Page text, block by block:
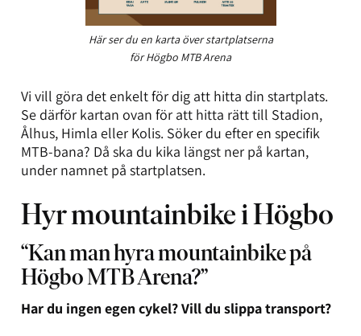
Här ser du en karta över startplatserna
för Högbo MTB Arena
Vi vill göra det enkelt för dig att hitta din startplats.
Se därför kartan ovan för att hitta rätt till Stadion,
Ålhus, Himla eller Kolis. Söker du efter en specifik
MTB-bana? Då ska du kika längst ner på kartan,
under namnet på startplatsen.
Hyr mountainbike i Högbo
“Kan man hyra mountainbike på
Högbo MTB Arena?”
Har du ingen egen cykel? Vill du slippa transport?